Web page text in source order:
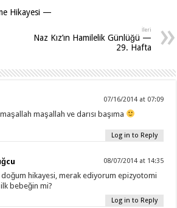
Hikayesi —
İleri
Naz Kız’ın Hamilelik Günlüğü —
29. Hafta
07/16/2014 at 07:09
maşallah ve darısı başıma
Log in to Reply
08/07/2014 at 14:35
doğum hikayesi, merak ediyorum epizyotomi
bebeğin mi?
Log in to Reply